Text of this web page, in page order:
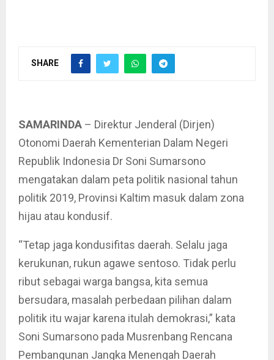
SHARE
SAMARINDA – Direktur Jenderal (Dirjen)
Otonomi Daerah Kementerian Dalam Negeri
Republik Indonesia Dr Soni Sumarsono
mengatakan dalam peta politik nasional tahun
politik 2019, Provinsi Kaltim masuk dalam zona
hijau atau kondusif.
“Tetap jaga kondusifitas daerah. Selalu jaga
kerukunan, rukun agawe sentoso. Tidak perlu
ribut sebagai warga bangsa, kita semua
bersudara, masalah perbedaan pilihan dalam
politik itu wajar karena itulah demokrasi,” kata
Soni Sumarsono pada Musrenbang Rencana
Pembangunan Jangka Menengah Daerah